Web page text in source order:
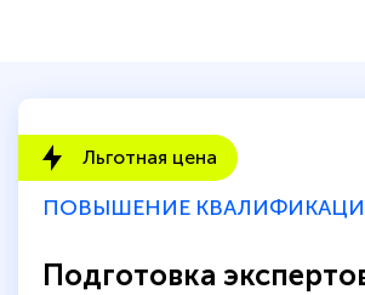
Обучение понравилось:
количество тематической
пособий и учебников
прохождения курса, удобная
каком этапе…
Льготная цена
ПОВЫШЕНИЕ
Подготовка